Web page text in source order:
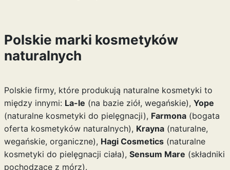
Polskie marki kosmetyków
naturalnych
Polskie firmy, które produkują naturalne kosmetyki to
między innymi: La-le (na bazie ziół, wegańskie), Yope
(naturalne kosmetyki do pielęgnacji), Farmona(bogata
oferta kosmetyków naturalnych), Krayna(naturalne,
wegańskie, organiczne), Hagi Cosmetics(naturalne
kosmetyki do pielęgnacji ciała), Sensum Mare (składniki
pochodzące z mórz).